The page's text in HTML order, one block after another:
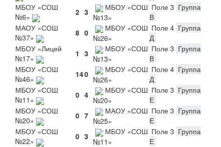
МБОУ «СОШ
№6»
2 3
МБОУ «СОШ
№13»
Поле 3 Группа
В
МАОУ «СОШ
№37»
8 0
МБОУ «СОШ
№26»
Поле 4 Группа
Д
МБОУ «Лицей
№17»
1 3
МБОУ «СОШ
№13»
Поле 3 Группа
В
МБОУ «СОШ
№46»
140
МБОУ «СОШ
№26»
Поле 4 Группа
Д
МБОУ «СОШ
№11»
0 4
МБОУ «СОШ
№20»
Поле 3 Группа
Е
МБОУ «СОШ
№20»
0 7
МАОУ «СОШ
№25»
Поле 3 Группа
Е
МБОУ «СОШ
№22»
0 3
МБОУ «СОШ
№11»
Поле 3 Группа
Е